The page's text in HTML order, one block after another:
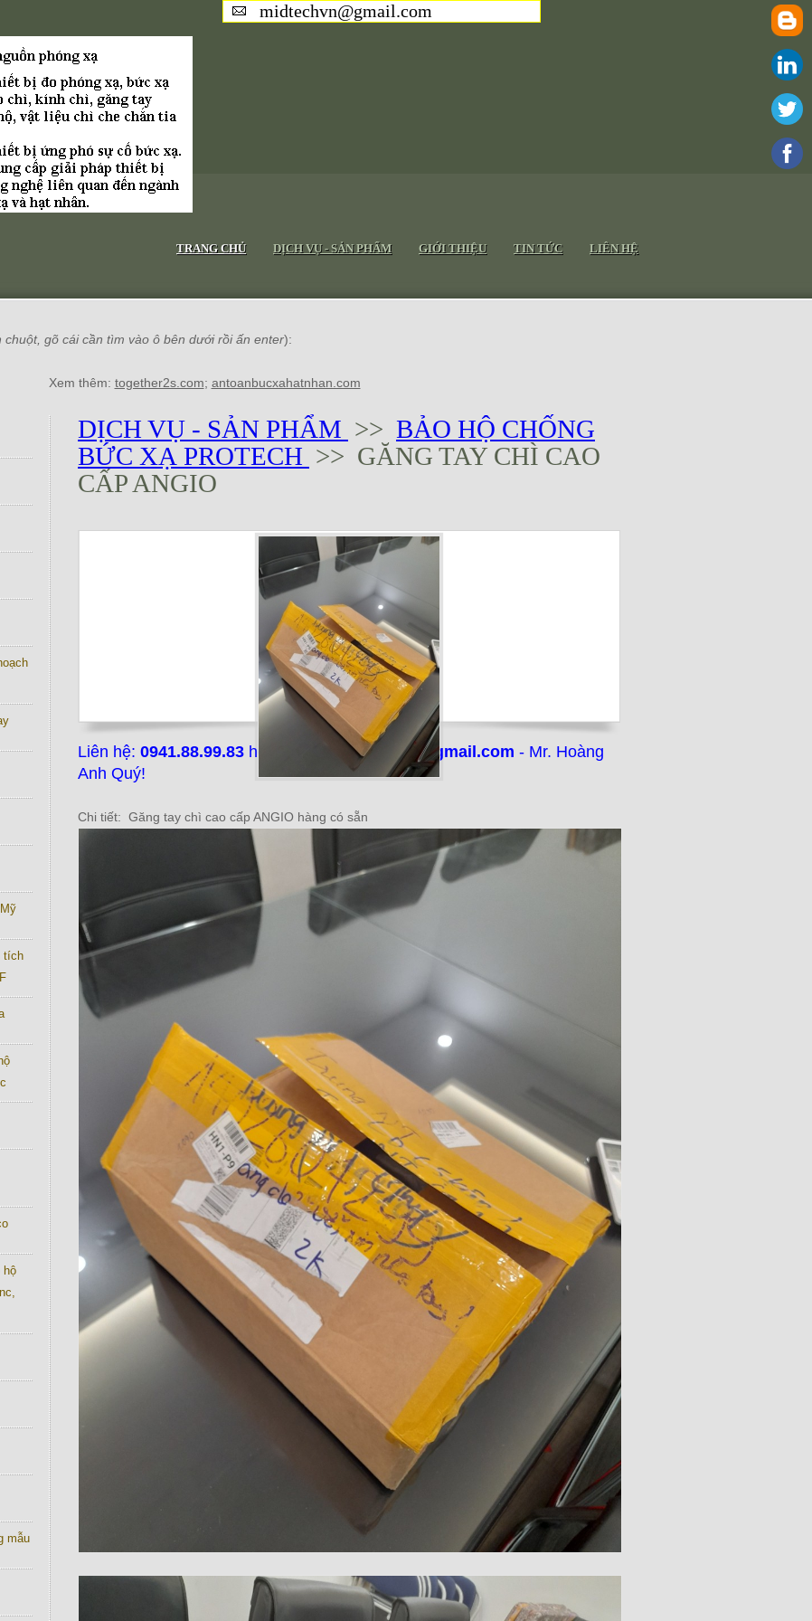
midtechvn@gmail.com
TRANG CHỦ DỊCH VỤ - SẢN PHẨM GIỚI THIỆU TIN TỨC LIÊN HỆ
chuột, gõ cái cần tìm vào ô bên dưới rồi ấn enter):
Xem thêm: together2s.com; antoanbucxahatnhan.com
tích
hộ
mẫu
DỊCH VỤ - SẢN PHẨM >> BẢO HỘ CHỐNG
BỨC XẠ PROTECH >> GĂNG TAY CHÌ CAO
CẤP ANGIO
Liên hệ: 0941.88.99.83 hoặc email: midtechvn@gmail.com - Mr. Hoàng
Anh Quý!
Chi tiết: Găng tay chì cao cấp ANGIO hàng có sẵn